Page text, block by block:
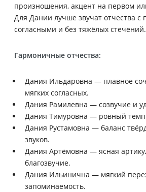
произношения, акцент на первом
Для Дании лучше звучат отчества с
согласными и без тяжёлых стечений.
Гармоничные отчества:
Дания Ильдаровна — плавное
мягких согласных.
Дания Рамилевна — созвучие и
Дания Тимуровна — ровный
Дания Рустамовна — баланс
звуков.
Дания Артёмовна — ясная
благозвучие.
Дания Ильинична — мягкий
запоминаемость.